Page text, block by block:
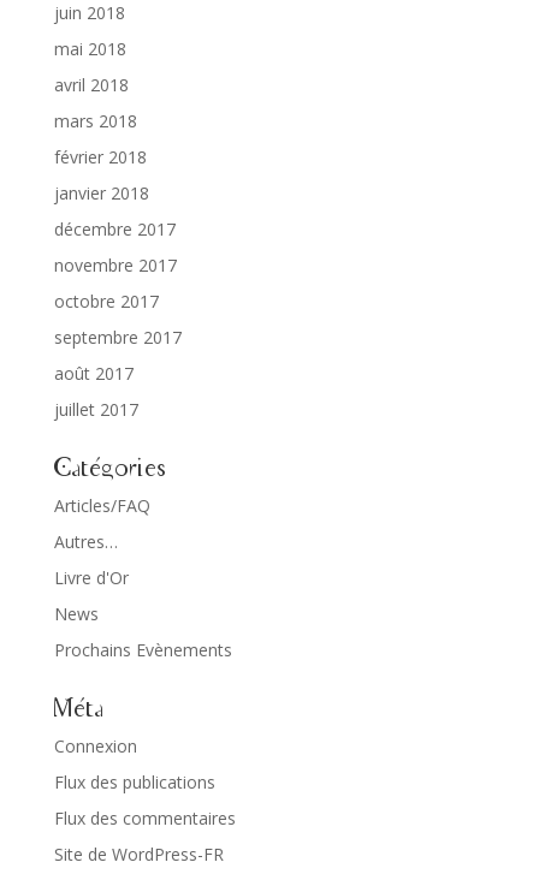
juin 2018
mai 2018
avril 2018
mars 2018
février 2018
janvier 2018
décembre 2017
novembre 2017
octobre 2017
septembre 2017
août 2017
juillet 2017
Catégories
Articles/FAQ
Autres…
Livre d'Or
News
Prochains Evènements
Méta
Connexion
Flux des publications
Flux des commentaires
Site de WordPress-FR